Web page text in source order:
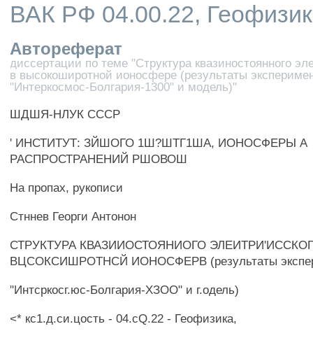
ВАК РФ 04.00.22,
Автореферат
диссертации по теме "Структура квазиностоянного
в высокоширотной ионосфере (результаты
"Интеркосмос-Болгария-1300" и модель)"
ШДШЯ-НЛУК СССР
' ИНСТИТУТ: ЗЙШОГО 1Ш?ШТГ1ША, ИОНОСФЕРЫ А
РАСПРОСТРАНЕНИЙ РШОВОШ
На пропах, рукописи
Стннев Георги Антонон
СТРУКТУРА КВАЗИИОСТОЯНИОГО
ВЦСОКСИШРОТНСЙ ИОНОСФЕРВ (результаты
"Интсркосг.юс-Болгария-ХЗОО" и г.одель)
<* кс1.д.си.цость - 04.cQ.22 - Геофизика,